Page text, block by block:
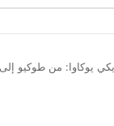
يوكاوا: من طوكيو إلى